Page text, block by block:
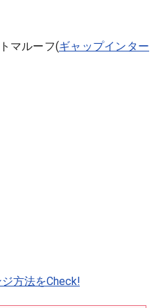
マルーフ(ギャップインター